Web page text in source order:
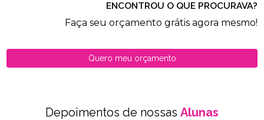
ENCONTROU O QUE PROCURAVA?
Faça seu orçamento grátis agora mesmo!
Quero meu orçamento
Depoimentos de nossas Alunas